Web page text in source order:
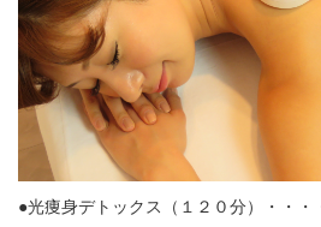
●光痩身デトックス（１２０分）・・